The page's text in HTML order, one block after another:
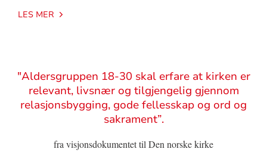
LES MER
Sitat
"Aldersgruppen 18-30 skal erfare at kirken er
relevant, livsnær og tilgjengelig gjennom
relasjonsbygging, gode fellesskap og ord og
sakrament”.
fra visjonsdokumentet til Den norske kirke